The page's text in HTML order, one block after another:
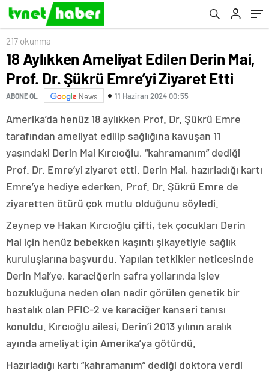
217 okunma
18 Aylıkken Ameliyat Edilen Derin Mai,
Prof. Dr. Şükrü Emre’yi Ziyaret Etti
ABONE OL News 11 Haziran 2024 00:55
Amerika’da henüz 18 aylıkken Prof. Dr. Şükrü Emre
tarafından ameliyat edilip sağlığına kavuşan 11
yaşındaki Derin Mai Kırcıoğlu, “kahramanım” dediği
Prof. Dr. Emre’yi ziyaret etti. Derin Mai, hazırladığı kartı
Emre’ye hediye ederken, Prof. Dr. Şükrü Emre de
ziyaretten ötürü çok mutlu olduğunu söyledi.
Zeynep ve Hakan Kırcıoğlu çifti, tek çocukları Derin
Mai için henüz bebekken kaşıntı şikayetiyle sağlık
kuruluşlarına başvurdu. Yapılan tetkikler neticesinde
Derin Mai’ye, karaciğerin safra yollarında işlev
bozukluğuna neden olan nadir görülen genetik bir
hastalık olan PFIC-2 ve karaciğer kanseri tanısı
konuldu. Kırcıoğlu ailesi, Derin’i 2013 yılının aralık
ayında ameliyat için Amerika’ya götürdü.
Hazırladığı kartı “kahramanım” dediği doktora verdi